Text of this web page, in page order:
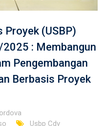
Proyek (USBP)
: Membangun
Pengembangan
Berbasis Proyek
Usbp Cdv